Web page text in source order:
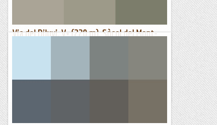
Via del Diluvi, V+ (220 m), Sòcol del Mont-
trobada neutral m'arriba un missatge de Raffaella que...